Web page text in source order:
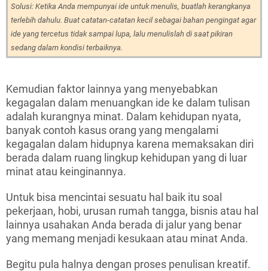
Solusi: Ketika Anda mempunyai ide untuk menulis, buatlah kerangkanya
terlebih dahulu. Buat catatan-catatan kecil sebagai bahan pengingat agar
ide yang tercetus tidak sampai lupa, lalu menulislah di saat pikiran
sedang dalam kondisi terbaiknya.
Kemudian faktor lainnya yang menyebabkan
kegagalan dalam menuangkan ide ke dalam tulisan
adalah kurangnya minat. Dalam kehidupan nyata,
banyak contoh kasus orang yang mengalami
kegagalan dalam hidupnya karena memaksakan diri
berada dalam ruang lingkup kehidupan yang di luar
minat atau keinginannya.
Untuk bisa mencintai sesuatu hal baik itu soal
pekerjaan, hobi, urusan rumah tangga, bisnis atau hal
lainnya usahakan Anda berada di jalur yang benar
yang memang menjadi kesukaan atau minat Anda.
Begitu pula halnya dengan proses penulisan kreatif.